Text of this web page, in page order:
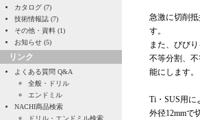
カタログ (7)
技術情報誌 (7)
その他・資料 (1)
お知らせ (5)
リンク
よくある質問 Q&A
全般・ドリル
エンドミル
NACHI商品検索
ドリル・エンドミル検索
急激に切削
す。
また、びび
不等分割、
能にします。
Ti・SUS用に
外径12mmで